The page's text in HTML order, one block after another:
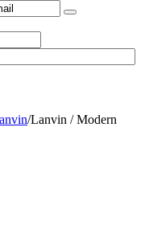
/Lanvin / Modern